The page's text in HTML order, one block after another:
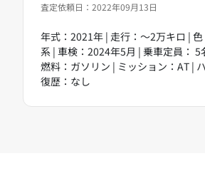
査定依頼日：2022年09月13日
年式：2021年 | 走行：～2万キロ |
系 | 車検：2024年5月 | 乗車定員： 5
燃料：ガソリン | ミッション：AT |
復歴：なし